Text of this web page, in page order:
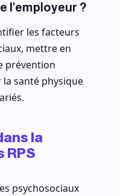
l'employeur ?
les facteurs
mettre en
prévention
santé physique
la
RPS
psychosociaux